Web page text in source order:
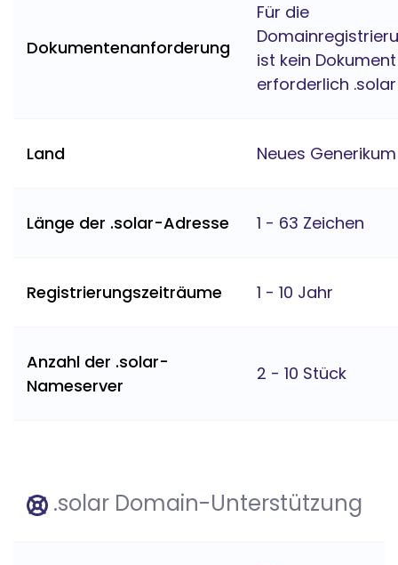
Dokumentenanforderung
Für die
ist kein Dokument
erforderlich .solar
Land Neues Generikum
Länge der .solar-Adresse 1 - 63 Zeichen
Registrierungszeiträume 1 - 10 Jahr
Anzahl der .solar-
Nameserver
2 - 10 Stück
.solar Domain-Unterstützung